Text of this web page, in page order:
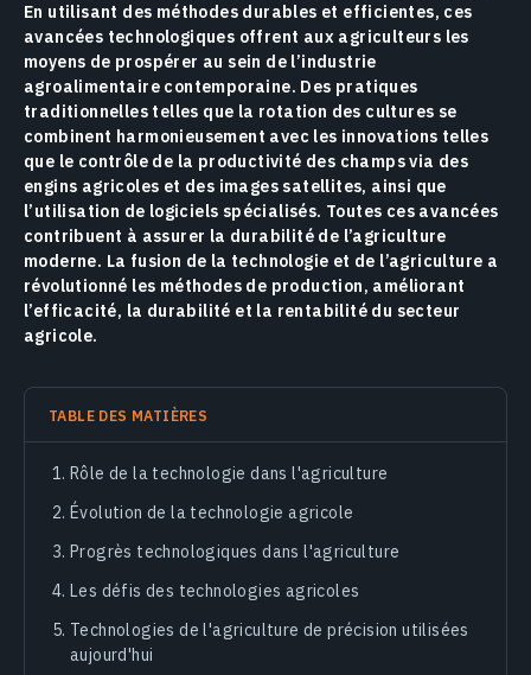
En utilisant des méthodes durables et efficientes, ces
avancées technologiques offrent aux agriculteurs les
moyens de prospérer au sein de l’industrie
agroalimentaire contemporaine. Des pratiques
traditionnelles telles que la rotation des cultures se
combinent harmonieusement avec les innovations telles
que le contrôle de la productivité des champs via des
engins agricoles et des images satellites, ainsi que
l’utilisation de logiciels spécialisés. Toutes ces avancées
contribuent à assurer la durabilité de l’agriculture
moderne. La fusion de la technologie et de l’agriculture a
révolutionné les méthodes de production, améliorant
l’efficacité, la durabilité et la rentabilité du secteur
agricole.
TABLE DES MATIÈRES
Rôle de la technologie dans l'agriculture
Évolution de la technologie agricole
Progrès technologiques dans l'agriculture
Les défis des technologies agricoles
Technologies de l'agriculture de précision utilisées
aujourd'hui